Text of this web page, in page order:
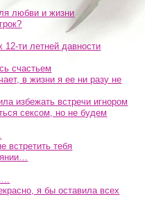
любви и жизни
12-ти летней давности
счастьем
в жизни я ее ни разу не
избежать встречи игнором
сексом, но не будем
встретить тебя
я бы оставила всех